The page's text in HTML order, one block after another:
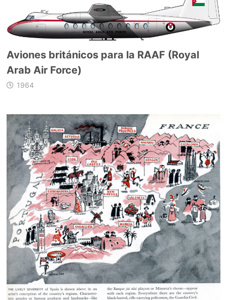
Aviones británicos para la RAAF (Royal
Arab Air Force)
1964